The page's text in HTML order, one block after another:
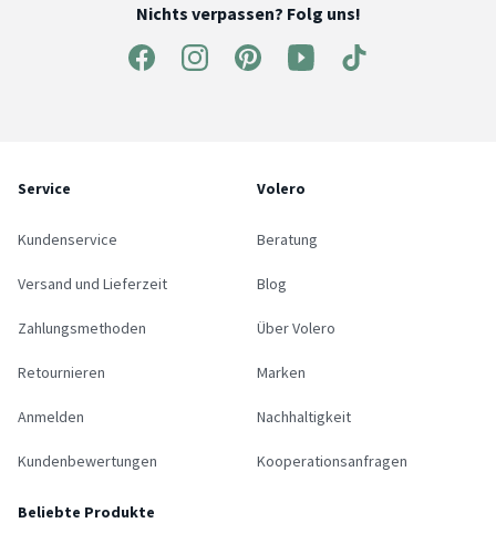
Nichts verpassen? Folg uns!
Service
Kundenservice
Versand und Lieferzeit
Zahlungsmethoden
Retournieren
Anmelden
Kundenbewertungen
Volero
Beratung
Blog
Über Volero
Marken
Nachhaltigkeit
Kooperationsanfragen
Beliebte Produkte